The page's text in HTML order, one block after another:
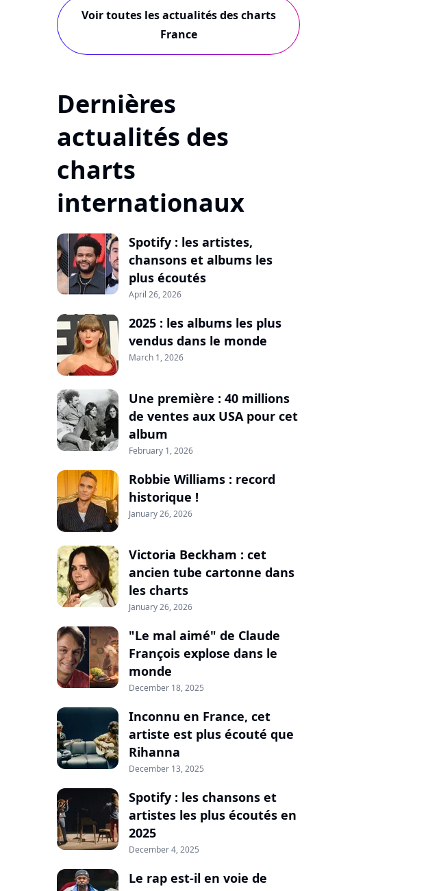
Voir toutes les actualités des charts
France
Dernières
actualités des
charts
internationaux
Spotify : les artistes,
chansons et albums les
plus écoutés
April 26, 2026
2025 : les albums les plus
vendus dans le monde
March 1, 2026
Une première : 40 millions
de ventes aux USA pour cet
album
February 1, 2026
Robbie Williams : record
historique !
January 26, 2026
Victoria Beckham : cet
ancien tube cartonne dans
les charts
January 26, 2026
"Le mal aimé" de Claude
François explose dans le
monde
December 18, 2025
Inconnu en France, cet
artiste est plus écouté que
Rihanna
December 13, 2025
Spotify : les chansons et
artistes les plus écoutés en
2025
December 4, 2025
Le rap est-il en voie de